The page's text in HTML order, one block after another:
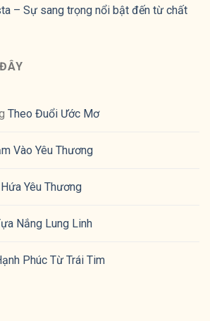
– Sự sang trọng nổi bật đến từ chất
Theo Đuổi Ước Mơ
Vào Yêu Thương
Yêu Thương
Nắng Lung Linh
Phúc Từ Trái Tim